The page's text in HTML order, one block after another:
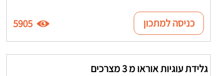
כניסה למתכון 5905
גלידת עוגיות אוראו מ 3 מצרכים